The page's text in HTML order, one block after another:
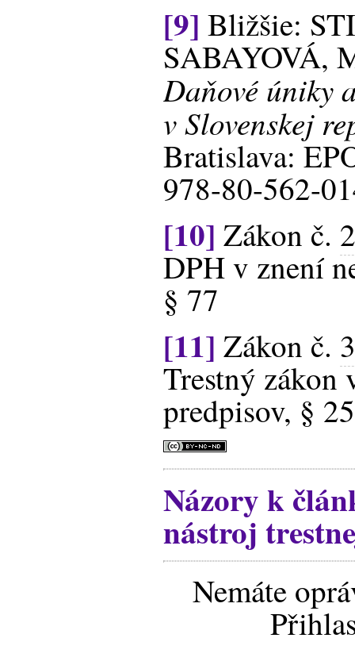
[9] Bližšie:
SABAYOVÁ,
Daňové úniky
v Slovenskej
Bratislava:
978-80-562-
[10] Zákon č.
DPH v znení
§ 77
[11] Zákon č.
Trestný zákon
predpisov, §
Názory k
nástroj
Nemáte